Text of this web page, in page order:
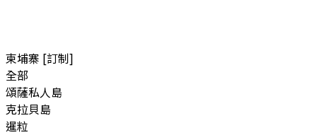
柬埔寨 [訂制]
全部
頌薩私人島
克拉貝島
暹粒